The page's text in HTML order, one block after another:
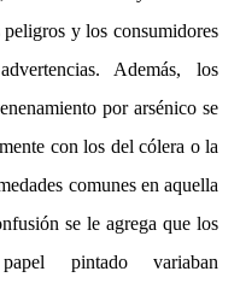
y los consumidores
Además, los
por arsénico se
con los del cólera o la
comunes en aquella
se le agrega que los
pintado variaban